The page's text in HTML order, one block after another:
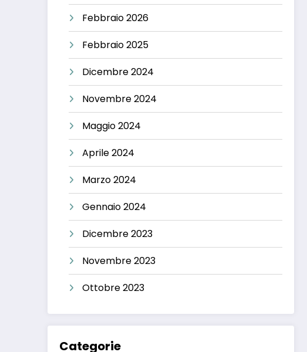
Febbraio 2026
Febbraio 2025
Dicembre 2024
Novembre 2024
Maggio 2024
Aprile 2024
Marzo 2024
Gennaio 2024
Dicembre 2023
Novembre 2023
Ottobre 2023
Categorie